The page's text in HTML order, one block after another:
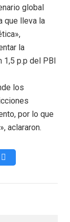
global
que lleva la
la
p.p del PBI
los
por lo que
aclararon.